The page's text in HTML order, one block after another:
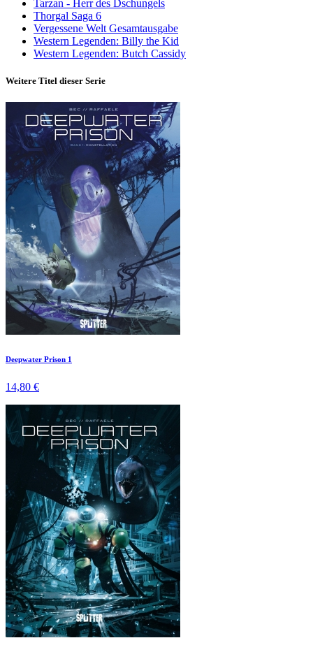
Tarzan - Herr des Dschungels
Thorgal Saga 6
Vergessene Welt Gesamtausgabe
Western Legenden: Billy the Kid
Western Legenden: Butch Cassidy
Weitere Titel dieser Serie
Deepwater Prison 1
14,80 €